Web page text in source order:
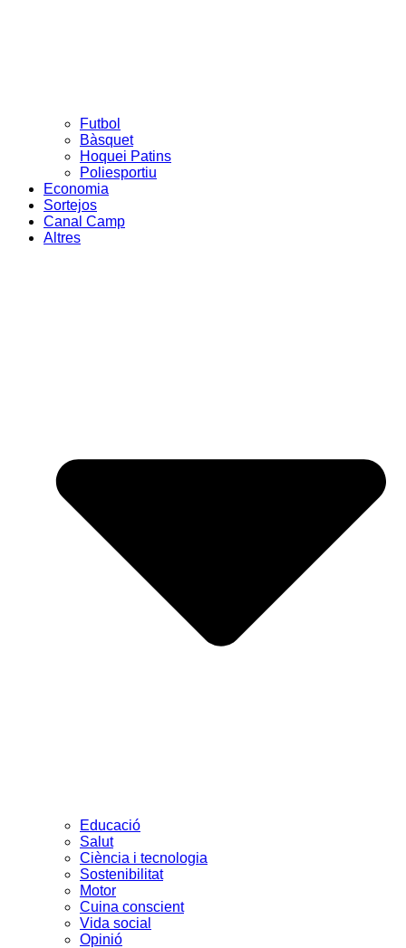
Futbol
Bàsquet
Hoquei Patins
Poliesportiu
Economia
Sortejos
Canal Camp
Altres
Educació
Salut
Ciència i tecnologia
Sostenibilitat
Motor
Cuina conscient
Vida social
Opinió